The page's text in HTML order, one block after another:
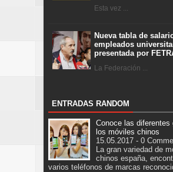
Esta vez ...
Nueva tabla de
empleados
presentada por
La Federación ...
ENTRADAS RANDOM
Conoce las diferentes
los móviles chinos
15.05.2017 - 0
La gran variedad de
chinos españa,
varios teléfonos de marcas